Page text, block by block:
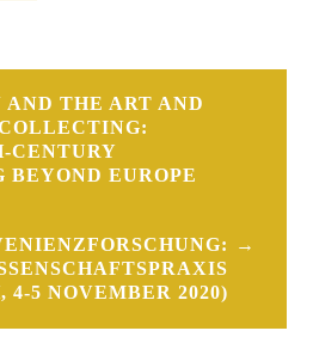
AND THE ART AND
CENTURY
BEYOND EUROPE
4-5 NOVEMBER 2020)